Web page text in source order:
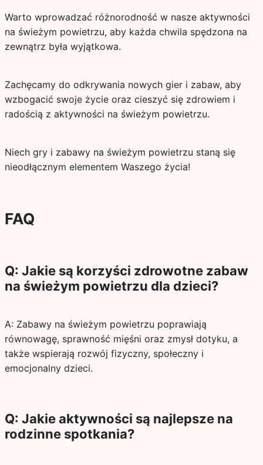
Warto wprowadzać różnorodność w nasze aktywności
na świeżym powietrzu, aby każda chwila spędzona na
zewnątrz była wyjątkowa.
Zachęcamy do odkrywania nowych gier i zabaw, aby
wzbogacić swoje życie oraz cieszyć się zdrowiem i
radością z aktywności na świeżym powietrzu.
Niech gry i zabawy na świeżym powietrzu staną się
nieodłącznym elementem Waszego życia!
FAQ
Q: Jakie są korzyści zdrowotne zabaw
na świeżym powietrzu dla dzieci?
A: Zabawy na świeżym powietrzu poprawiają
równowagę, sprawność mięśni oraz zmysł dotyku, a
także wspierają rozwój fizyczny, społeczny i
emocjonalny dzieci.
Q: Jakie aktywności są najlepsze na
rodzinne spotkania?